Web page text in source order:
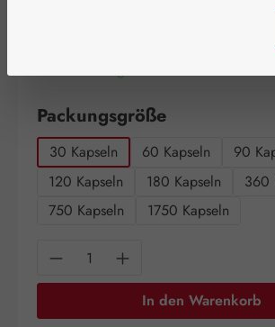
Packungsgrößeauswählen
30 Kapseln 60 Kapseln
90
120 Kapseln
180 Kapseln
360
750 Kapseln
1750 Kapseln
Produkt Anzahl: Gib den
In den Warenkorb